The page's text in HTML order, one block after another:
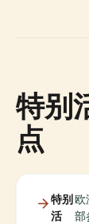
特别
点
特别
活
欧
部